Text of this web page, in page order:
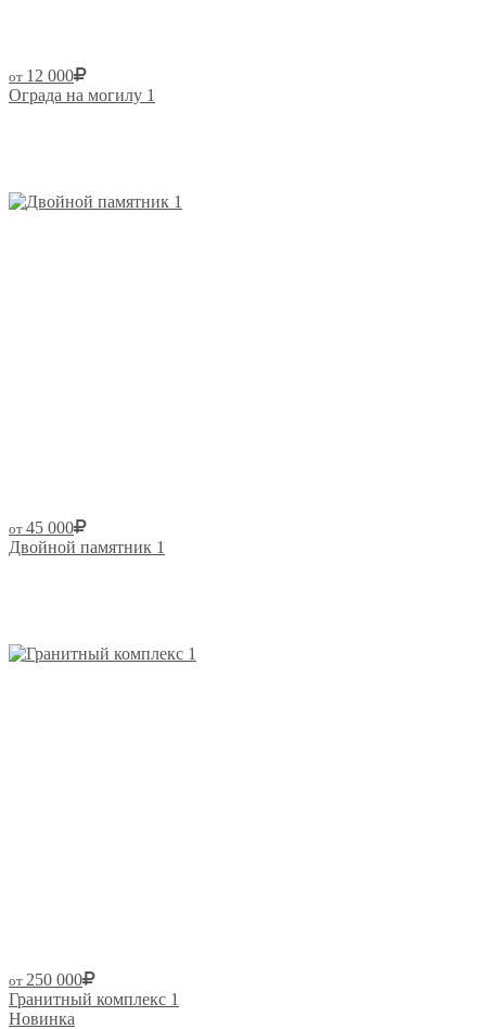
от 12 000
Ограда на могилу 1
от 45 000
Двойной памятник 1
от 250 000
Гранитный комплекс 1
Новинка